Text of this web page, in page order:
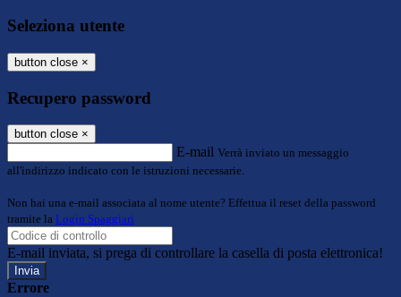
Seleziona utente
button close ×
Recupero password
button close ×
E-mail Verrà inviato un messaggio
all'indirizzo indicato con le istruzioni necessarie.
Non hai una e-mail associata al nome utente? Effettua il reset della password
tramite la Login Spaggiari
E-mail inviata, si prega di controllare la casella di posta elettronica!
Errore